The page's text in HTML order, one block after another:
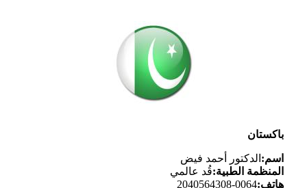
باكستان
اسم: الدكتور أحمد فيض
المنظمة الطبية:قُد عالمي
هاتف:0064-2040564308